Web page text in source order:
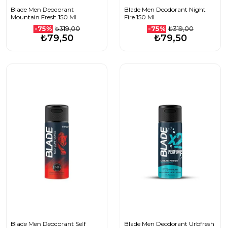
Blade Men Deodorant
Mountain Fresh 150 Ml
-75% ₺319,00
₺79,50
Blade Men Deodorant Night
Fire 150 Ml
-75% ₺319,00
₺79,50
Blade Men Deodorant Self
Blade Men Deodorant Urbfresh